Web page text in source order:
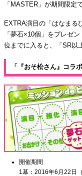
「MASTER」が期間限定
EXTRA演目の「はなまる
「夢石×10個」をプレゼ
位までに入ると、「SR以
「『おそ松さん』コラ
開催期間
1幕：2016年6月22日